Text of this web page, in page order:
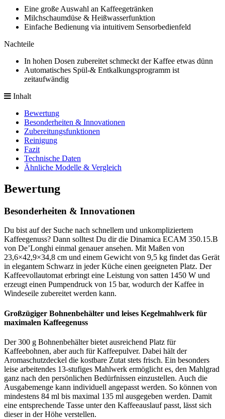
Eine große Auswahl an Kaffeegetränken
Milchschaumdüse & Heißwasserfunktion
Einfache Bedienung via intuitivem Sensorbedienfeld
Nachteile
In hohen Dosen zubereitet schmeckt der Kaffee etwas dünn
Automatisches Spül-& Entkalkungsprogramm ist
zeitaufwändig
Inhalt
Bewertung
Besonderheiten & Innovationen
Zubereitungsfunktionen
Reinigung
Fazit
Technische Daten
Ähnliche Modelle & Vergleich
Bewertung
Besonderheiten & Innovationen
Du bist auf der Suche nach schnellem und unkompliziertem
Kaffeegenuss? Dann solltest Du dir die Dinamica ECAM 350.15.B
von De’Longhi einmal genauer ansehen. Mit Maßen von
23,6×42,9×34,8 cm und einem Gewicht von 9,5 kg findet das Gerät
in elegantem Schwarz in jeder Küche einen geeigneten Platz. Der
Kaffeevollautomat erbringt eine Leistung von satten 1450 W und
erzeugt einen Pumpendruck von 15 bar, wodurch der Kaffee in
Windeseile zubereitet werden kann.
Großzügiger Bohnenbehälter und leises Kegelmahlwerk für
maximalen Kaffeegenuss
Der 300 g Bohnenbehälter bietet ausreichend Platz für
Kaffeebohnen, aber auch für Kaffeepulver. Dabei hält der
Aromaschutzdeckel die kostbare Zutat stets frisch. Ein besonders
leise arbeitendes 13-stufiges Mahlwerk ermöglicht es, den Mahlgrad
ganz nach den persönlichen Bedürfnissen einzustellen. Auch die
Ausgabemenge kann individuell angepasst werden. So können von
mindestens 84 ml bis maximal 135 ml ausgegeben werden. Damit
eine entsprechende Tasse unter den Kaffeeauslauf passt, lässt sich
dieser in der Höhe verstellen.